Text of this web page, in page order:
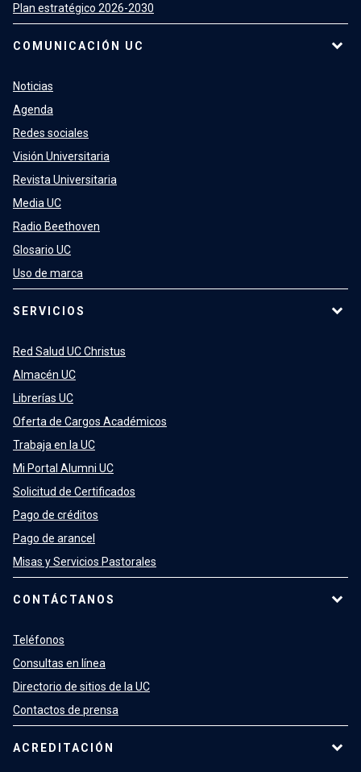
Plan estratégico 2026-2030
COMUNICACIÓN UC
Noticias
Agenda
Redes sociales
Visión Universitaria
Revista Universitaria
Media UC
Radio Beethoven
Glosario UC
Uso de marca
SERVICIOS
Red Salud UC Christus
Almacén UC
Librerías UC
Oferta de Cargos Académicos
Trabaja en la UC
Mi Portal Alumni UC
Solicitud de Certificados
Pago de créditos
Pago de arancel
Misas y Servicios Pastorales
CONTÁCTANOS
Teléfonos
Consultas en línea
Directorio de sitios de la UC
Contactos de prensa
ACREDITACIÓN